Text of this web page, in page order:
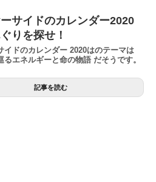
サイドのカレンダー2020
りを探せ！
イドのカレンダー 2020はのテーマは
るエネルギーと命の物語 だそうです。
記事を読む